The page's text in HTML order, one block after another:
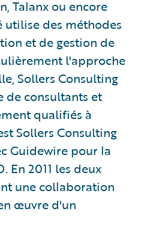
Talanx ou encore
utilise des méthodes
et de gestion de
l'approche
Sollers Consulting
de consultants et
qualifiés à
Sollers Consulting
Guidewire pour la
En 2011 les deux
une collaboration
œuvre d'un